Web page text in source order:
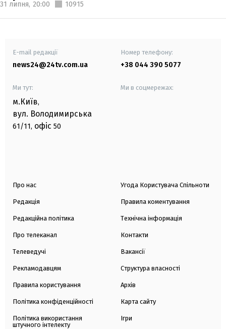
31 липня, 20:00 10915
E-mail редакції
news24@24tv.com.ua
Номер телефону:
+38 044 390 5077
Ми тут:
м.Київ,
вул. Володимирська
61/11, офіс 50
Ми в соцмережах:
Про нас
Редакція
Редакційна політика
Про телеканал
Телеведучі
Рекламодавцям
Правила користування
Політика конфіденційності
Політика використання
штучного інтелекту
Угода Користувача Спільноти
Правила коментування
Технічна інформація
Контакти
Вакансії
Структура власності
Архів
Карта сайту
Ігри